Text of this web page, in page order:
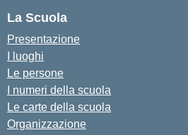
La Scuola
Presentazione
I luoghi
Le persone
I numeri della scuola
Le carte della scuola
Organizzazione